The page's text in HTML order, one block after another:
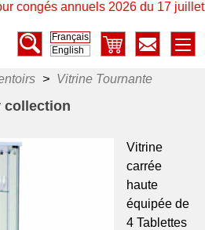
congés annuels 2026 du 17
Français
English
> Vitrine Tournante
collection
Vitrine
carrée
haute
équipée de
4 Tablettes